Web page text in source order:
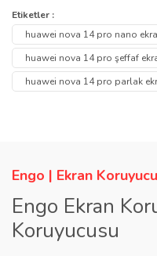
konularda yetersiz
tarafımıza iletebilirsiniz.
Görüş ve önerileriniz için
Ürün resmi kalitesiz,
Ürün fiyatı diğer
Bu ürüne benzer farklı
Etiketler :
huawei nova 14 pro nano
huawei nova 14 pro şeffaf
huawei nova 14 pro parlak
Engo | Ekran Koruyucu
Engo Ekran
Koruyucusu